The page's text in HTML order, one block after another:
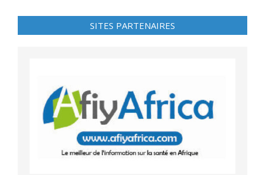
SITES PARTENAIRES